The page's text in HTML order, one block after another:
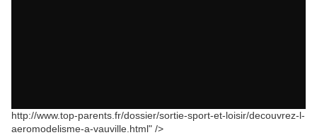
http://www.top-parents.fr/dossier/sortie-sport-et-loisir/decouvrez-l-
aeromodelisme-a-vauville.html" />